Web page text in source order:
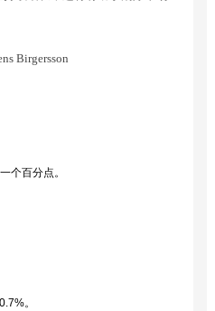
Birgersson
个百分点。
。